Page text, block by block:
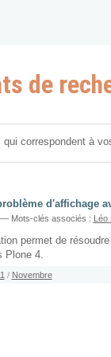
de
qui correspondent à
d'affichage
— Mots-clés associés : Léo
permet de
Plone 4.
/ Novembre